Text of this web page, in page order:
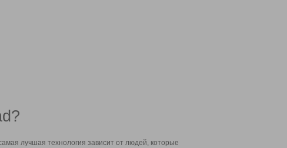
лучшая технология зависит от людей, которые